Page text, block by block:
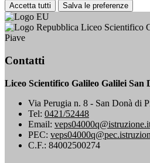
Accetta tutti Salva le preferenze
Liceo Scientifico
Piave
Contatti
Liceo Scientifico Galileo Galilei San
Via Perugia n. 8 - San Donà di
Tel: 0421/52448
Email:
PEC:
C.F.: 84002500274